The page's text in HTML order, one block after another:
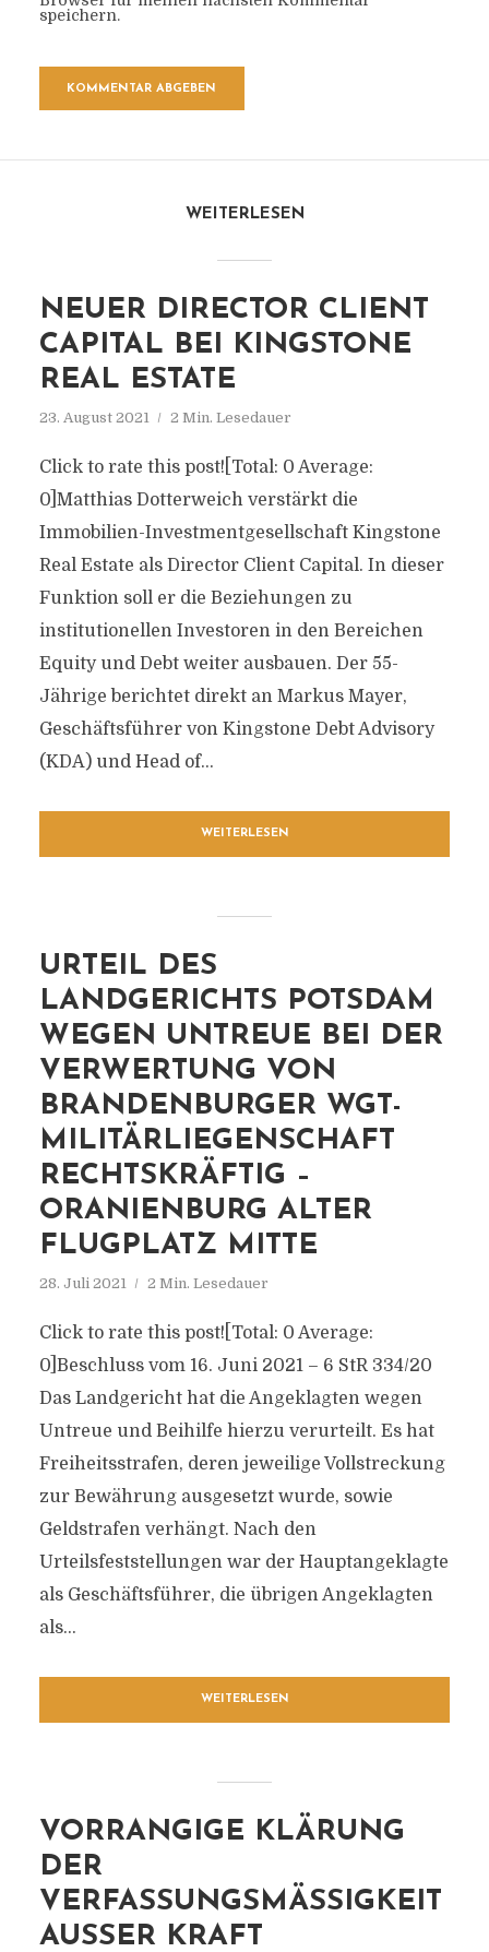
speichern.
WEITERLESEN
NEUER DIRECTOR CLIENT
CAPITAL BEI KINGSTONE
REAL ESTATE
23. August 2021 2 Min. Lesedauer
Click to rate this post![Total: 0 Average:
0]Matthias Dotterweich verstärkt die
Immobilien-Investmentgesellschaft Kingstone
Real Estate als Director Client Capital. In dieser
Funktion soll er die Beziehungen zu
institutionellen Investoren in den Bereichen
Equity und Debt weiter ausbauen. Der 55-
Jährige berichtet direkt an Markus Mayer,
Geschäftsführer von Kingstone Debt Advisory
(KDA) und Head of...
WEITERLESEN
URTEIL DES
LANDGERICHTS POTSDAM
WEGEN UNTREUE BEI DER
VERWERTUNG VON
BRANDENBURGER WGT-
MILITÄRLIEGENSCHAFT
RECHTSKRÄFTIG –
ORANIENBURG ALTER
FLUGPLATZ MITTE
28. Juli 2021 2 Min. Lesedauer
Click to rate this post![Total: 0 Average:
0]Beschluss vom 16. Juni 2021 – 6 StR 334/20
Das Landgericht hat die Angeklagten wegen
Untreue und Beihilfe hierzu verurteilt. Es hat
Freiheitsstrafen, deren jeweilige Vollstreckung
zur Bewährung ausgesetzt wurde, sowie
Geldstrafen verhängt. Nach den
Urteilsfeststellungen war der Hauptangeklagte
als Geschäftsführer, die übrigen Angeklagten
als...
WEITERLESEN
VORRANGIGE KLÄRUNG
DER
VERFASSUNGSMÄSSIGKEIT A
USSER KRAFT GE